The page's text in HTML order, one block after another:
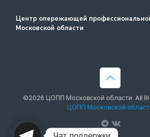
Центр опережающей
Московской области
©2026 ЦОПП Московской области. All
ЦОПП Московской